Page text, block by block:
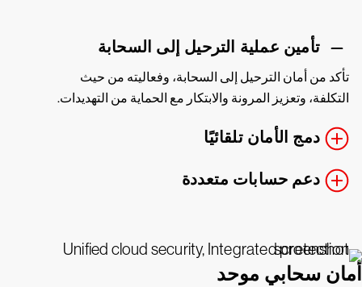
تأمين عملية الترحيل إلى السحابة
تأكد من أمان الترحيل إلى السحابة، وفعاليته من حيث
التكلفة، وتعزيز المرونة والابتكار مع الحماية من التهديدات.
دمج الأمان تلقائيًا
دعم حسابات متعددة
أمان سحابي موحد